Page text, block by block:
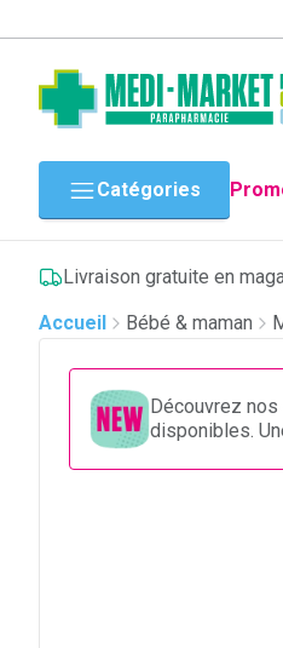
Catégories
Livraison gratuite en
Accueil
Bébé & maman
Découvrez
disponibles.